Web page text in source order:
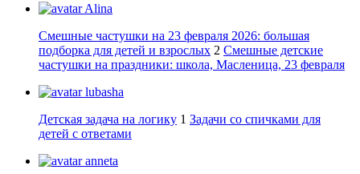
Alina
Смешные частушки на 23 февраля 2026: большая
подборка для детей и взрослых 2 Смешные детские
частушки на праздники: школа, Масленица, 23 февраля
lubasha
Детская задача на логику 1 Задачи со спичками для
детей с ответами
anneta